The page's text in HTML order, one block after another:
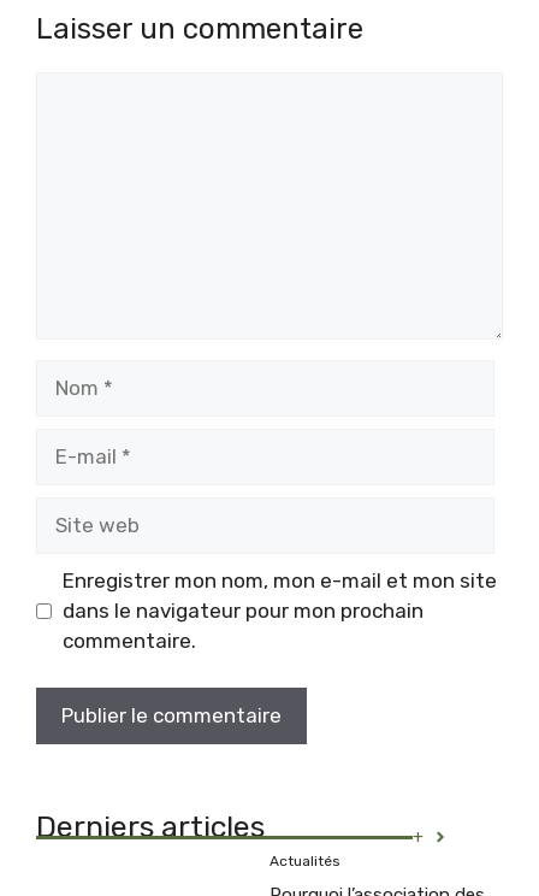
Laisser un commentaire
Enregistrer mon nom, mon e-mail et mon site
dans le navigateur pour mon prochain
commentaire.
Derniers articles +
Actualités